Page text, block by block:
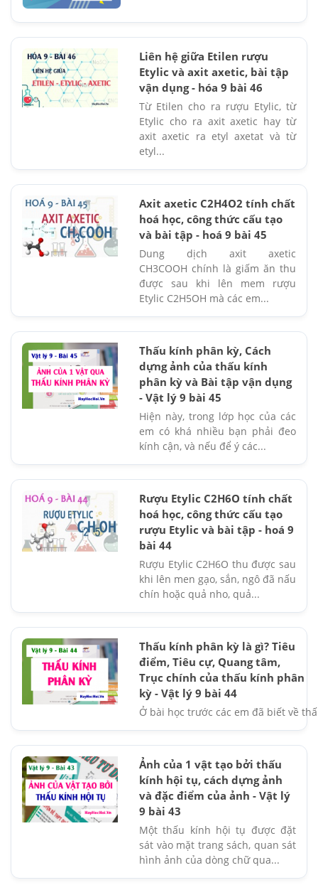
Liên hệ giữa Etilen rượu
Etylic và axit axetic, bài tập
vận dụng - hóa 9 bài 46
Từ Etilen cho ra rượu Etylic, từ
Etylic cho ra axit axetic hay từ
axit axetic ra etyl axetat và từ
etyl...
Axit axetic C2H4O2 tính chất
hoá học, công thức cấu tạo
và bài tập - hoá 9 bài 45
Dung dịch axit axetic
CH3COOH chính là giấm ăn thu
được sau khi lên mem rượu
Etylic C2H5OH mà các em...
Thấu kính phân kỳ, Cách
dựng ảnh của thấu kính
phân kỳ và Bài tập vận dụng
- Vật lý 9 bài 45
Hiện này, trong lớp học của các
em có khá nhiều bạn phải đeo
kính cận, và nếu để ý các...
Rượu Etylic C2H6O tính chất
hoá học, công thức cấu tạo
rượu Etylic và bài tập - hoá 9
bài 44
Rượu Etylic C2H6O thu được sau
khi lên men gạo, sắn, ngô đã nấu
chín hoặc quả nho, quả...
Thấu kính phân kỳ là gì? Tiêu
điểm, Tiêu cự, Quang tâm,
Trục chính của thấu kính phân
kỳ - Vật lý 9 bài 44
Ở bài học trước các em đã biết về
Ảnh của 1 vật tạo bởi thấu
kính hội tụ, cách dựng ảnh
và đặc điểm của ảnh - Vật lý
9 bài 43
Một thấu kính hội tụ được đặt
sát vào mặt trang sách, quan sát
hình ảnh của dòng chữ qua...